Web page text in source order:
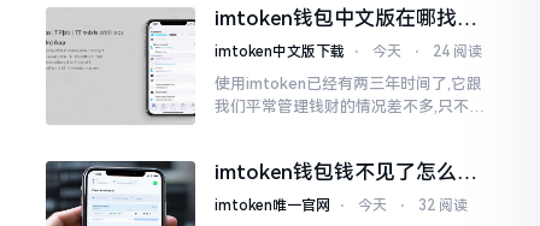
imtoken钱包中文版在哪找？
老手教你避坑
imtoken中文版下载 ⋅ 今天 ⋅ 24 阅读
使用imtoken已经有两三年时间了,它跟
我们平常管理钱财的情况差不多,只不过
许许多多的链接
imtoken钱包钱不见了怎么
办？老用户手把手教你找回
imtoken唯一官网 ⋅ 今天 ⋅ 32 阅读